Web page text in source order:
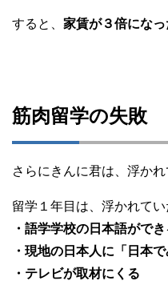
すると、 家賃が３倍にな
筋肉留学の失敗
さらにきんに君は、浮かれ
留学１年目は、浮かれてい
・語学学校の日本語がで
・現地の日本人に「日本
・テレビが取材にくる